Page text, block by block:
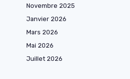
Novembre 2025
Janvier 2026
Mars 2026
Mai 2026
Juillet 2026